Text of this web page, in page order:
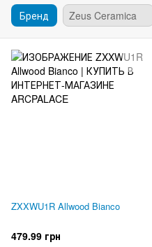
Бренд Zeus Ceramica
ZXXWU1R Allwood Bianco
479.99 грн